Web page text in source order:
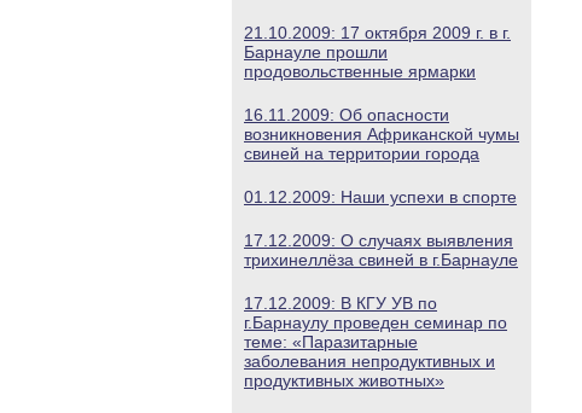
21.10.2009: 17 октября 2009 г. в г.
Барнауле прошли
продовольственные ярмарки
16.11.2009: Об опасности
возникновения Африканской чумы
свиней на территории города
01.12.2009: Наши успехи в спорте
17.12.2009: О случаях выявления
трихинеллёза свиней в г.Барнауле
17.12.2009: В КГУ УВ по
г.Барнаулу проведен семинар по
теме: «Паразитарные
заболевания непродуктивных и
продуктивных животных»